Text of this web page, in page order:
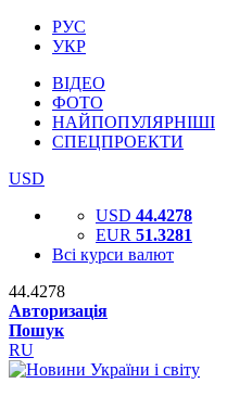
РУС
УКР
ВІДЕО
ФОТО
НАЙПОПУЛЯРНІШІ
СПЕЦПРОЕКТИ
USD
USD 44.4278
EUR 51.3281
Всі курси валют
44.4278
Авторизація
Пошук
RU